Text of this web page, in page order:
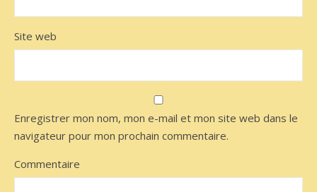
Site web
Enregistrer mon nom, mon e-mail et mon site web dans le
navigateur pour mon prochain commentaire.
Commentaire